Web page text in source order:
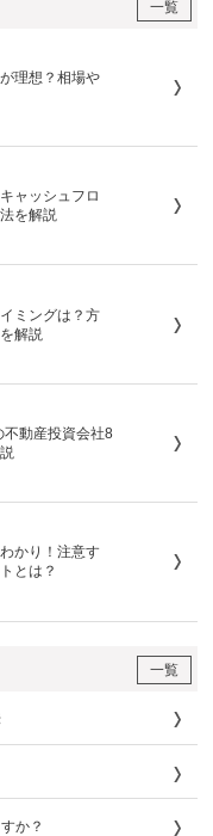
一覧
理想？相場や
ャッシュフロ
を解説
ミングは？方
解説
不動産投資会社8
かり！注意す
とは？
一覧
か？